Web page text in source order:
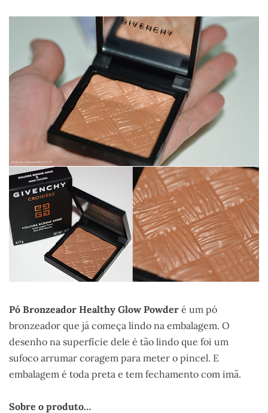
Pó Bronzeador Healthy Glow Powder é um pó
bronzeador que já começa lindo na embalagem. O
desenho na superfície dele é tão lindo que foi um
sufoco arrumar coragem para meter o pincel. E
embalagem é toda preta e tem fechamento com imã.
Sobre o produto…